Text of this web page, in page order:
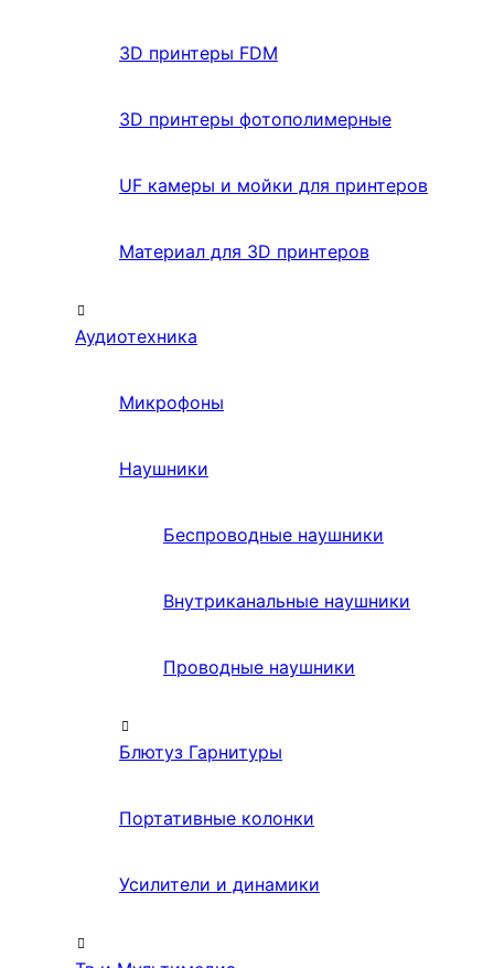
3D принтеры FDM
3D принтеры фотополимерные
UF камеры и мойки для принтеров
Материал для 3D принтеров
Аудиотехника
Микрофоны
Наушники
Беспроводные наушники
Внутриканальные наушники
Проводные наушники
Блютуз Гарнитуры
Портативные колонки
Усилители и динамики